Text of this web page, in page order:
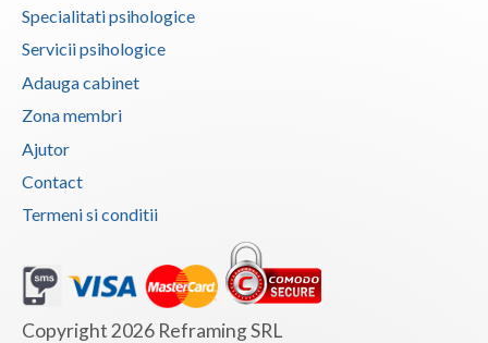
Specialitati psihologice
Servicii psihologice
Adauga cabinet
Zona membri
Ajutor
Contact
Termeni si conditii
Copyright 2026 Reframing SRL